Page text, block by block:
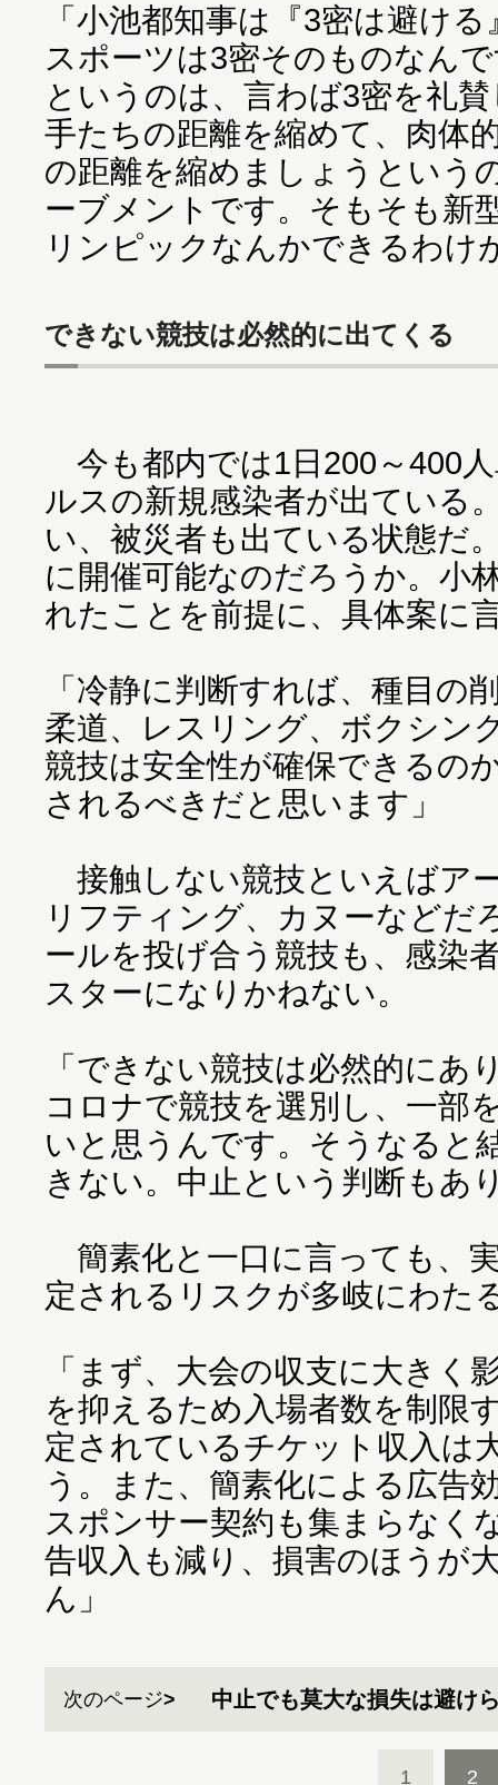
「小池都知事は『3密は避け
スポーツは3密そのものなん
というのは、言わば3密を礼
手たちの距離を縮めて、肉体
の距離を縮めましょうという
ーブメントです。そもそも新
リンピックなんかできるわけ
できない競技は必然的に出てくる
今も都内では1日200～400
ルスの新規感染者が出ている
い、被災者も出ている状態だ
に開催可能なのだろうか。小
れたことを前提に、具体案に
「冷静に判断すれば、種目の
柔道、レスリング、ボクシン
競技は安全性が確保できるの
されるべきだと思います」
接触しない競技といえばア
リフティング、カヌーなどだ
ールを投げ合う競技も、感染
スターになりかねない。
「できない競技は必然的にあ
コロナで競技を選別し、一部
いと思うんです。そうなると
きない。中止という判断もあ
簡素化と一口に言っても、
定されるリスクが多岐にわた
「まず、大会の収支に大きく
を抑えるため入場者数を制限
定されているチケット収入は
う。また、簡素化による広告
スポンサー契約も集まらなく
告収入も減り、損害のほうが
ん」
次のページ 中止でも莫大な損失は避け
1 2